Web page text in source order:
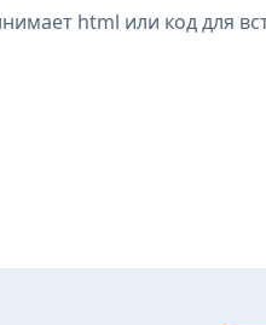
html или код для